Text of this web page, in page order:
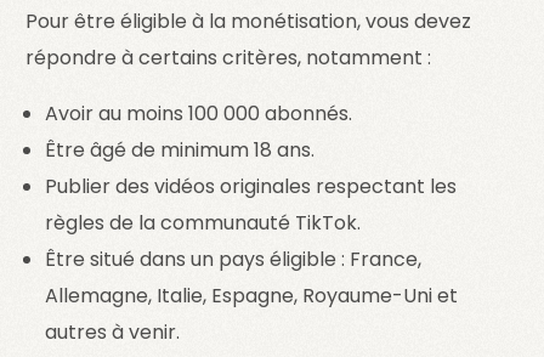
Pour être éligible à la monétisation, vous devez
répondre à certains critères, notamment :
Avoir au moins 100 000 abonnés.
Être âgé de minimum 18 ans.
Publier des vidéos originales respectant les
règles de la communauté TikTok.
Être situé dans un pays éligible : France,
Allemagne, Italie, Espagne, Royaume-Uni et
autres à venir.